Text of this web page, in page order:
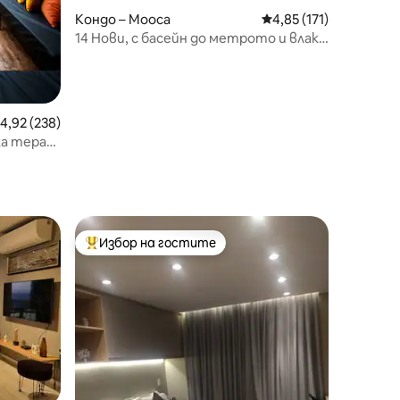
оценка: 4,92 от 5, 238 отзива
4,92 (238)
тераса
Кондо – Mooca Средна оценка: 4,85
4,85 (171)
14 Нови, с басейн до метрото и влака
Най-популярен избор на гостите
Избор на гостите